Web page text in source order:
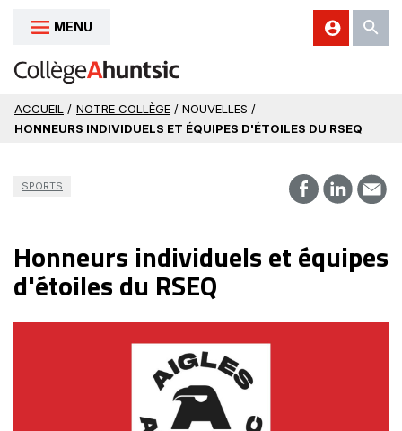
Aller au contenu
MENU
ACCUEIL / NOTRE COLLÈGE / NOUVELLES /
HONNEURS INDIVIDUELS ET ÉQUIPES D'ÉTOILES DU RSEQ
SPORTS
Honneurs individuels et équipes
d'étoiles du RSEQ